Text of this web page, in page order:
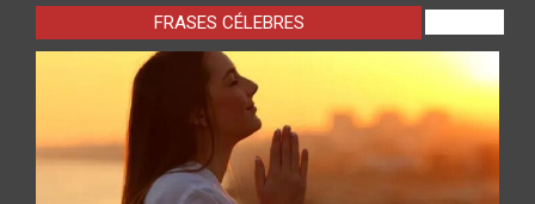
FRASES CÉLEBRES